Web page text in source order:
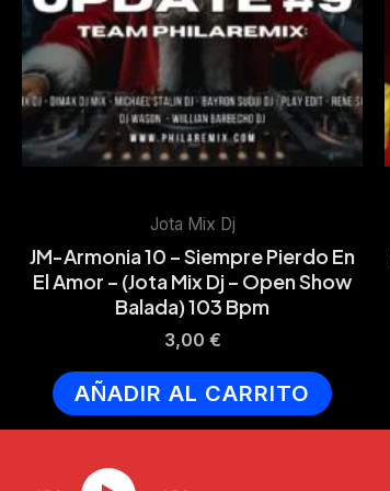
Jota Mix Dj
JM-Armonia 10 – Siempre Pierdo En
El Amor – (Jota Mix Dj – Open Show
Balada) 103 Bpm
3,00 €
AÑADIR AL CARRITO